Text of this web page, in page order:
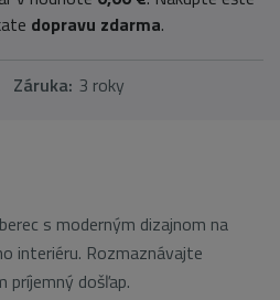
dopravu zdarma.
Záruka: 3 roky
s moderným dizajnom na
interiéru. Rozmaznávajte
príjemný došľap.